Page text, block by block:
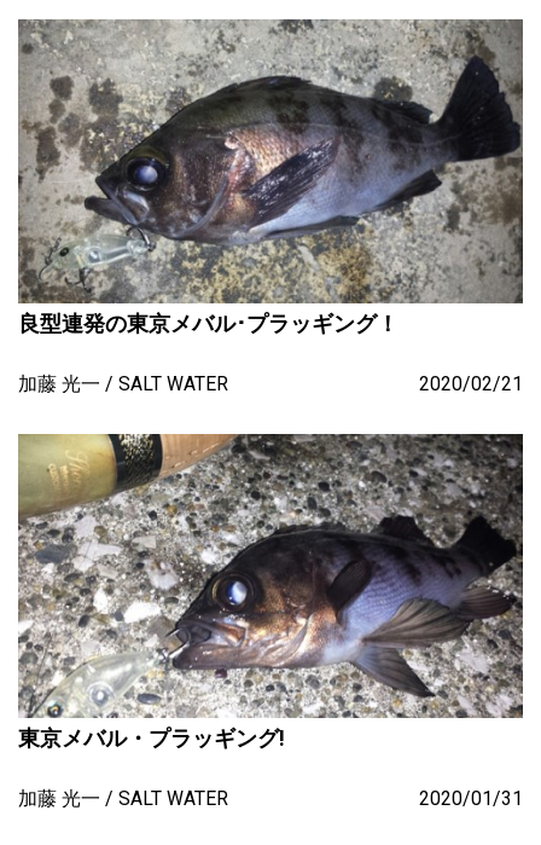
良型連発の東京メバル･プラッギング！
加藤 光一 SALT WATER 2020/02/21
東京メバル・プラッギング!
加藤 光一 SALT WATER 2020/01/31